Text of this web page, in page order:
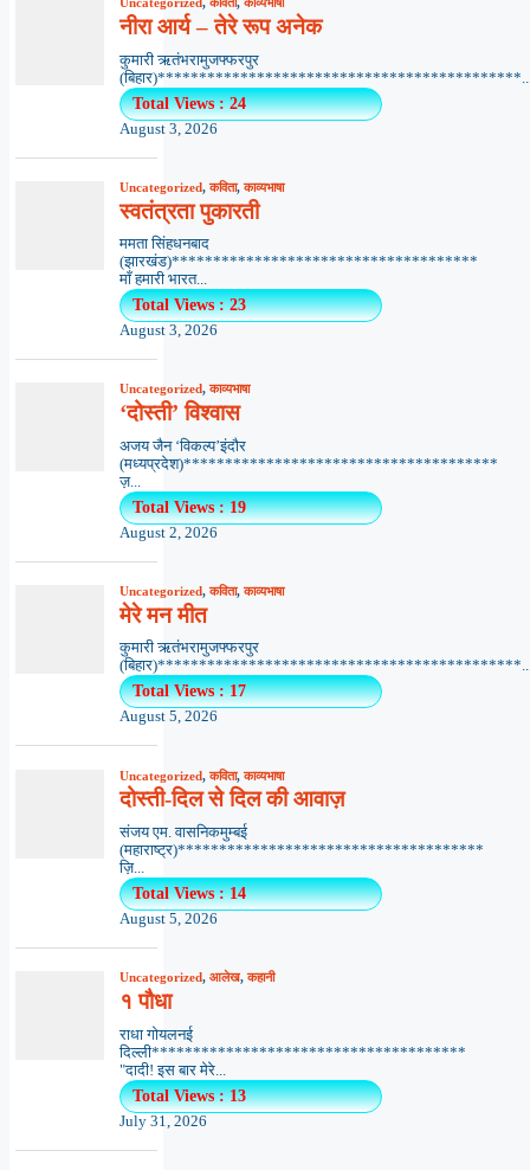
नीरा आर्य – तेरे रूप अनेक
कुमारी ऋतंभरामुजफ्फरपुर
Total Views : 24
August 3, 2026
Uncategorized,कविता,काव्यभाषा
स्वतंत्रता पुकारती
ममता सिंहधनबाद
(झारखंड)*************************************
माँ हमारी भारत...
Total Views : 23
August 3, 2026
Uncategorized,काव्यभाषा
‘दोस्ती’ विश्वास
अजय जैन ‘विकल्प’इंदौर
(मध्यप्रदेश)**************************************
ज़...
Total Views : 19
August 2, 2026
Uncategorized,कविता,काव्यभाषा
मेरे मन मीत
कुमारी ऋतंभरामुजफ्फरपुर
Total Views : 17
August 5, 2026
Uncategorized,कविता,काव्यभाषा
दोस्ती-दिल से दिल की आवाज़
संजय एम. वासनिकमुम्बई
(महाराष्ट्र)*************************************
ज़ि...
Total Views : 14
August 5, 2026
Uncategorized, आलेख,कहानी
१ पौधा
राधा गोयलनई
दिल्ली**************************************
"दादी! इस बार मेरे...
Total Views : 13
July 31, 2026